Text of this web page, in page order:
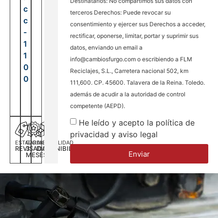
ESTADO
REVISADA
GARANTÍA
3
MESES
DISPONILIDAD
DISPONIBILIDAD
c
c
-
1
1
0
0
terceros Derechos: Puede revocar su
consentimiento y ejercer sus Derechos a acceder,
rectificar, oponerse, limitar, portar y suprimir sus
datos, enviando un email a
info@cambiosfurgo.com o escribiendo a FLM
Reciclajes, S.L., Carretera nacional 502, km
111,600. CP. 45600. Talavera de la Reina. Toledo.
además de acudir a la autoridad de control
competente (AEPD).
He leído y acepto la política de
privacidad y aviso legal
Enviar